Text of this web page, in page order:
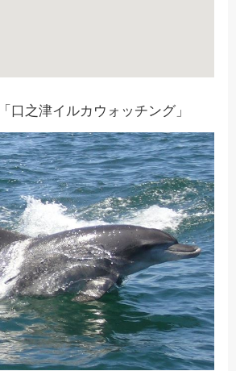
口之津イルカウォッチング」